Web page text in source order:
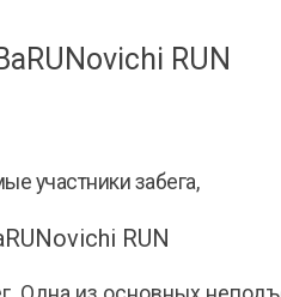
RUN
участники забега,
RUN